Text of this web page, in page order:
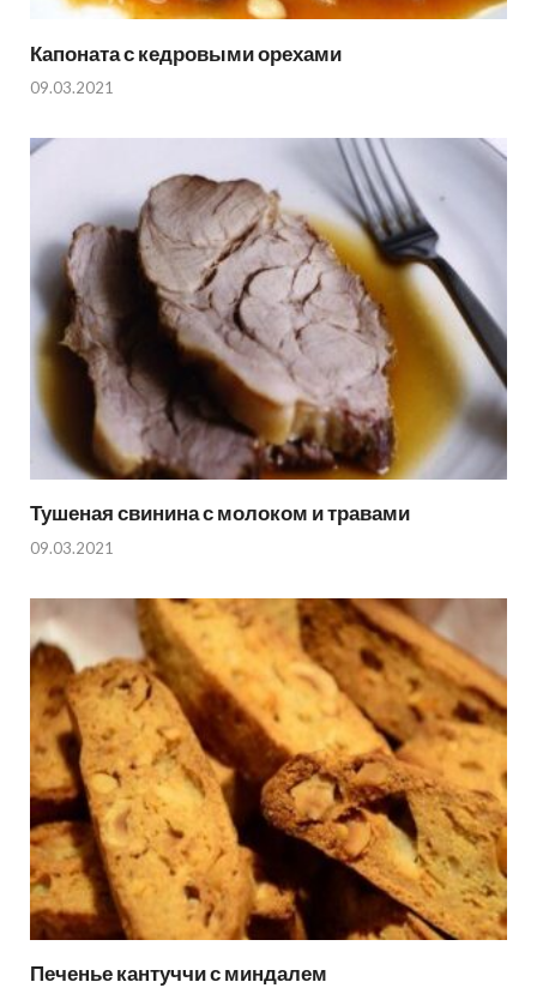
Капоната с кедровыми орехами
09.03.2021
Тушеная свинина с молоком и травами
09.03.2021
Печенье кантуччи с миндалем